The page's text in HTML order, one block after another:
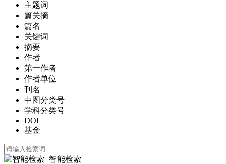
主题词
篇关摘
篇名
关键词
摘要
作者
第一作者
作者单位
刊名
中图分类号
学科分类号
DOI
基金
智能检索